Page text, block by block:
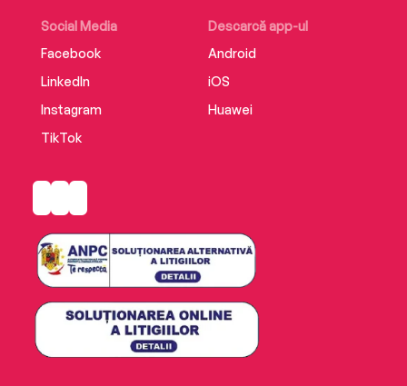
Social Media
Facebook
LinkedIn
Instagram
TikTok
Descarcă app-ul
Android
iOS
Huawei